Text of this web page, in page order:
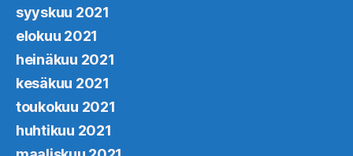
syyskuu 2021
elokuu 2021
heinäkuu 2021
kesäkuu 2021
toukokuu 2021
huhtikuu 2021